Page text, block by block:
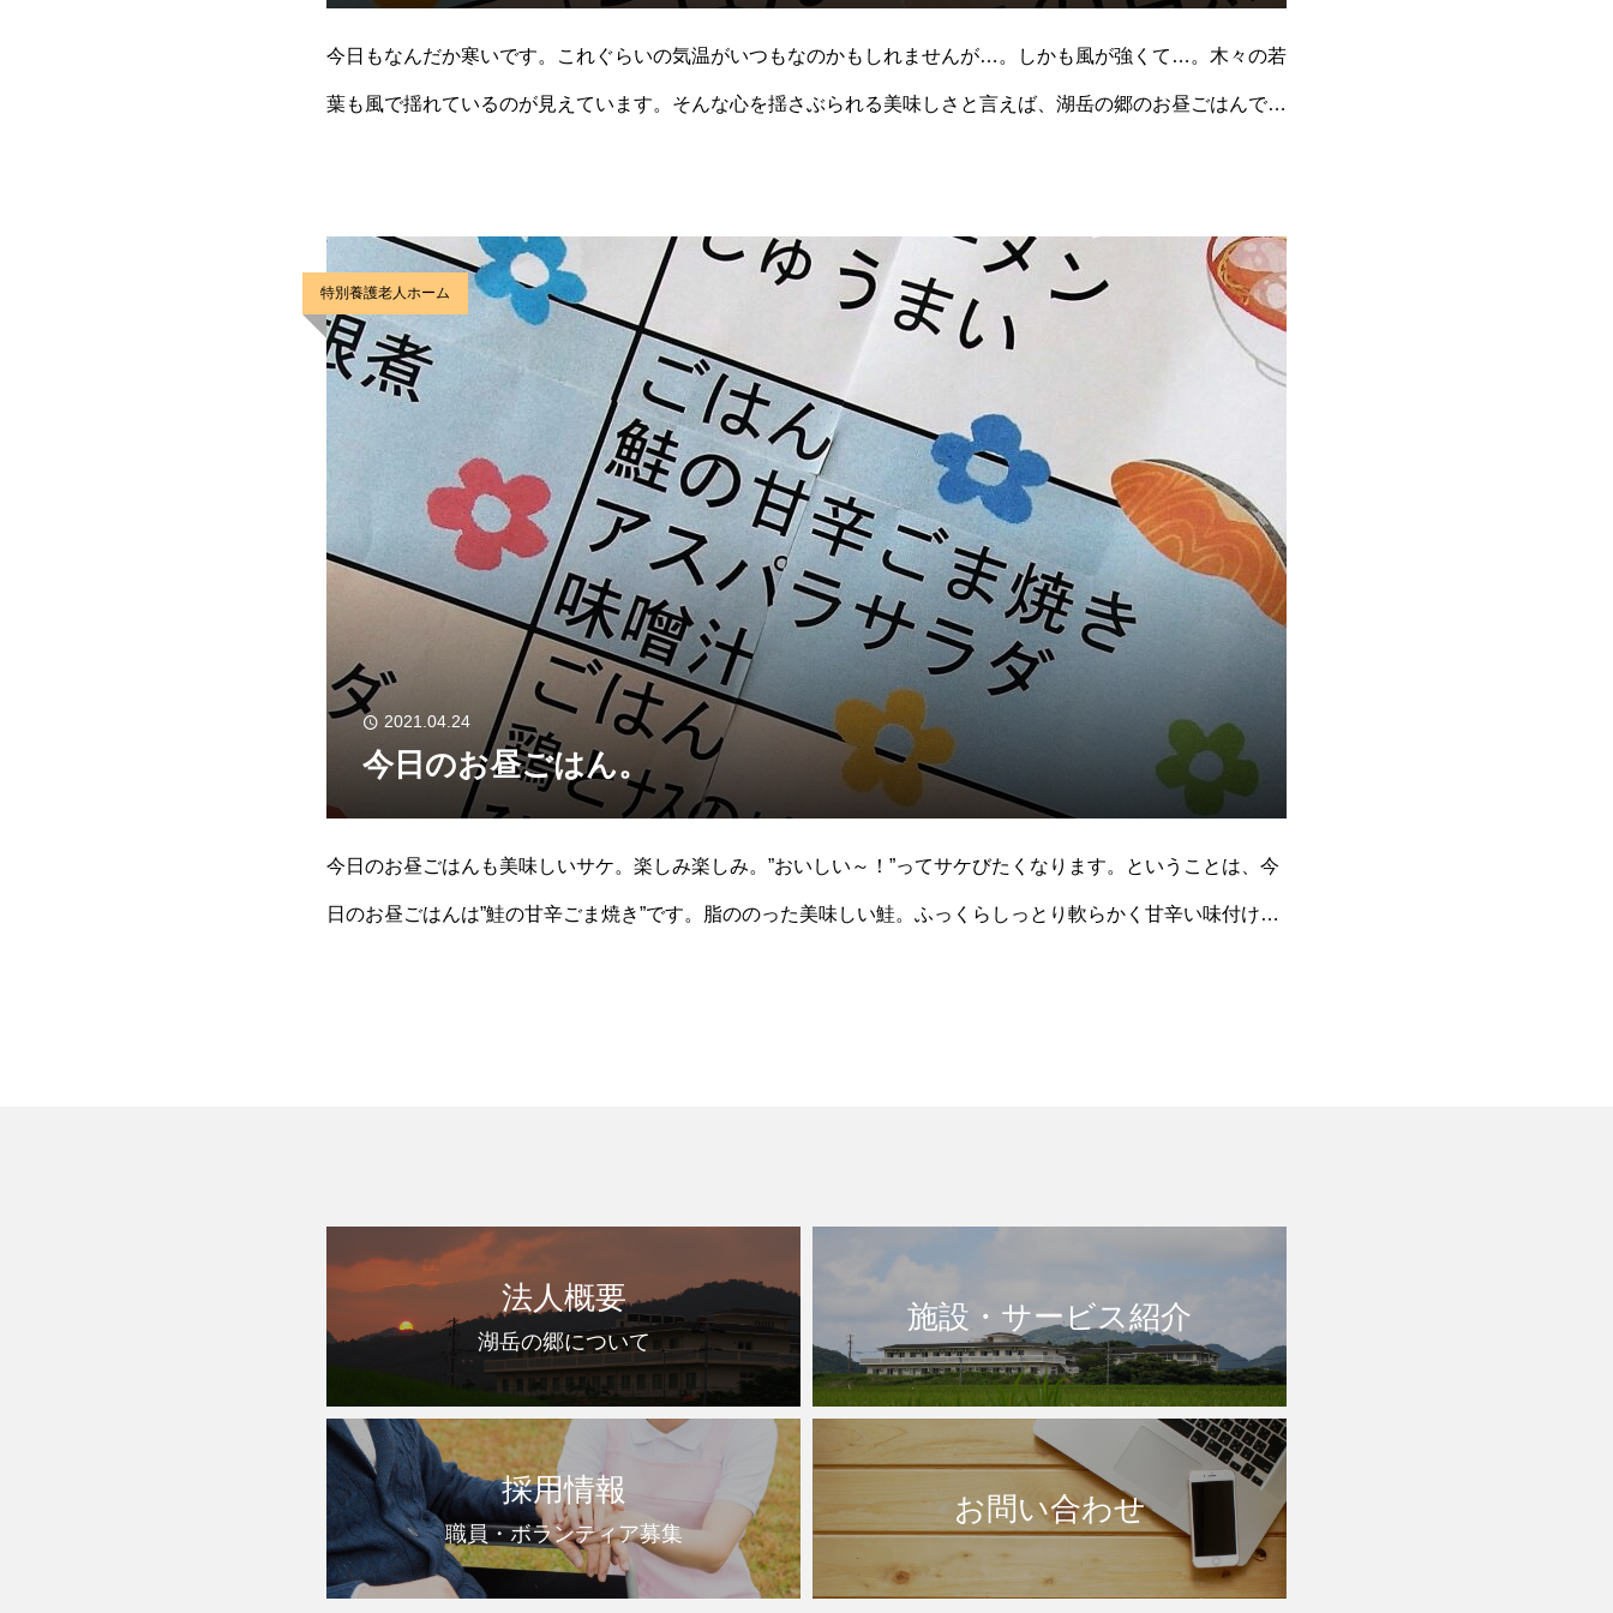
今日もなんだか寒いです。これぐらいの気温がいつもなのかもしれませんが…。しかも風が強くて…。木々の若
葉も風で揺れているのが見えています。そんな心を揺さぶられる美味しさと言えば、湖岳の郷のお昼ごはんで
特別養護老人ホーム
2021.04.24
今日のお昼ごはん。
今日のお昼ごはんも美味しいサケ。楽しみ楽しみ。”おいしい～！”ってサケびたくなります。ということは、今
日のお昼ごはんは”鮭の甘辛ごま焼き”です。脂ののった美味しい鮭。ふっくらしっとり軟らかく甘辛い味付けが
法人概要
湖岳の郷について
施設・サービス紹介
採用情報
職員・ボランティア募集
お問い合わせ